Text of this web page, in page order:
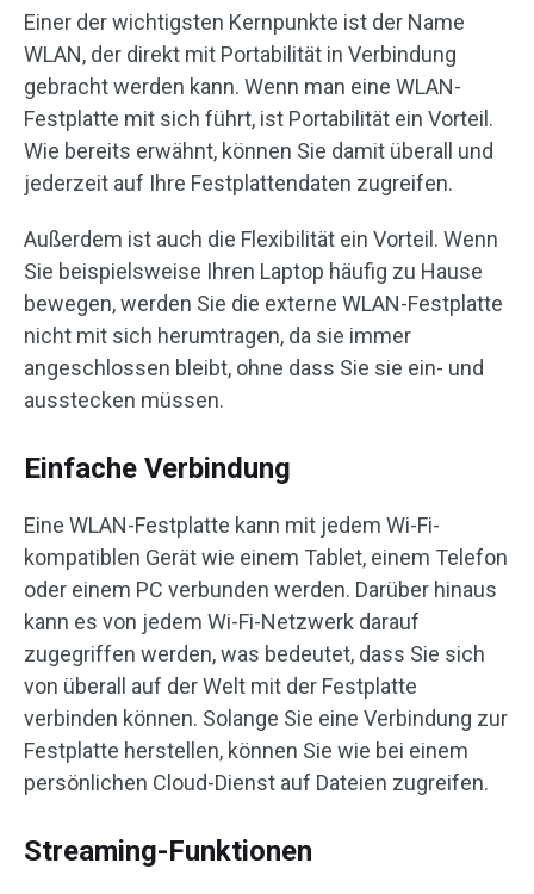
Einer der wichtigsten Kernpunkte ist der Name
WLAN, der direkt mit Portabilität in Verbindung
gebracht werden kann. Wenn man eine WLAN-
Festplatte mit sich führt, ist Portabilität ein Vorteil.
Wie bereits erwähnt, können Sie damit überall und
jederzeit auf Ihre Festplattendaten zugreifen.
Außerdem ist auch die Flexibilität ein Vorteil. Wenn
Sie beispielsweise Ihren Laptop häufig zu Hause
bewegen, werden Sie die externe WLAN-Festplatte
nicht mit sich herumtragen, da sie immer
angeschlossen bleibt, ohne dass Sie sie ein- und
ausstecken müssen.
Einfache Verbindung
Eine WLAN-Festplatte kann mit jedem Wi-Fi-
kompatiblen Gerät wie einem Tablet, einem Telefon
oder einem PC verbunden werden. Darüber hinaus
kann es von jedem Wi-Fi-Netzwerk darauf
zugegriffen werden, was bedeutet, dass Sie sich
von überall auf der Welt mit der Festplatte
verbinden können. Solange Sie eine Verbindung zur
Festplatte herstellen, können Sie wie bei einem
persönlichen Cloud-Dienst auf Dateien zugreifen.
Streaming-Funktionen